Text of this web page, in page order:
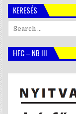
KERESÉS
Search
for:
HFC – NB III